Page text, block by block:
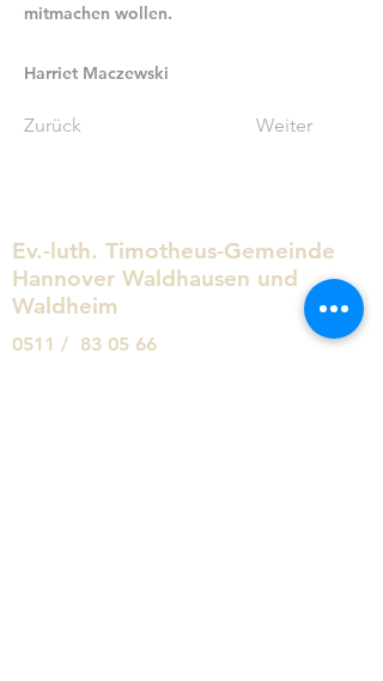
mitmachen wollen.
Harriet Maczewski
Zurück Weiter
Ev.-luth. Timotheus-Gemeinde
Hannover Waldhausen und
Waldheim
0511 / 83 05 66